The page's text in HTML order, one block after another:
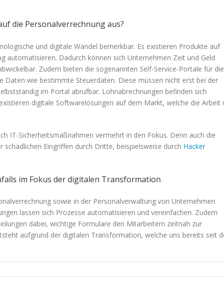
die Personalverrechnung aus?
und digitale Wandel bemerkbar. Es existieren Produkte auf
automatisieren. Dadurch können sich Unternehmen Zeit und Geld
Zudem bieten die sogenannten Self-Service-Portale für die
Daten wie bestimmte Steuerdaten. Diese müssen nicht erst bei der
im Portal abrufbar. Lohnabrechnungen befinden sich
digitale Softwarelösungen auf dem Markt, welche die Arbeit
IT-Sicherheitsmaßnahmen vermehrt in den Fokus. Denn auch die
Eingriffen durch Dritte, beispielsweise durch Hacker
im Fokus der digitalen Transformation
sowie in der Personalverwaltung von Unternehmen
lassen sich Prozesse automatisieren und vereinfachen. Zudem
dabei, wichtige Formulare den Mitarbeitern zeitnah zur
aufgrund der digitalen Transformation, welche uns bereits seit